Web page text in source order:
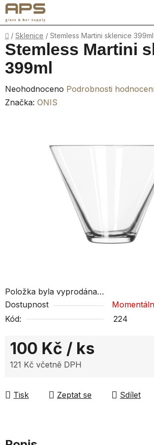
Přejít
na
obsah
Domů
/ Sklenice / Stemless Martini sklenice 399ml
Položka byla vyprodána…
Dostupnost
Kód:
224
100 Kč / ks
121 Kč včetně DPH
Tisk
Zeptat se Sdílet
Stemless Martini
399ml
Průměrné
hodnocení
Neohodnoceno Podrobnosti
Značka: ONIS